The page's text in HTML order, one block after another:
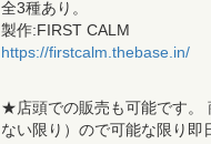
全3種あり。
製作:FIRST CALM
https://firstcalm.thebase.in/
★店頭での販売も可能です。
ない限り）ので可能な限り即